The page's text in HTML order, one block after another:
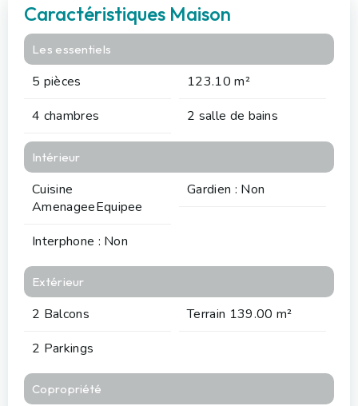
Caractéristiques Maison
Les essentiels
5 pièces
123.10 m²
4 chambres
2 salle de bains
Intérieur
Cuisine
AmenageeEquipee
Gardien : Non
Interphone : Non
Extérieur
2 Balcons
Terrain 139.00 m²
2 Parkings
Copropriété